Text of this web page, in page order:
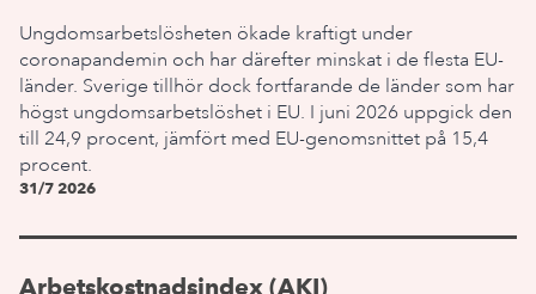
Ungdomsarbetslösheten ökade kraftigt under
coronapandemin och har därefter minskat i de flesta EU-
länder. Sverige tillhör dock fortfarande de länder som har
högst ungdomsarbetslöshet i EU. I juni 2026 uppgick den
till 24,9 procent, jämfört med EU-genomsnittet på 15,4
procent.
31/7 2026
Arbetskostnadsindex (AKI)